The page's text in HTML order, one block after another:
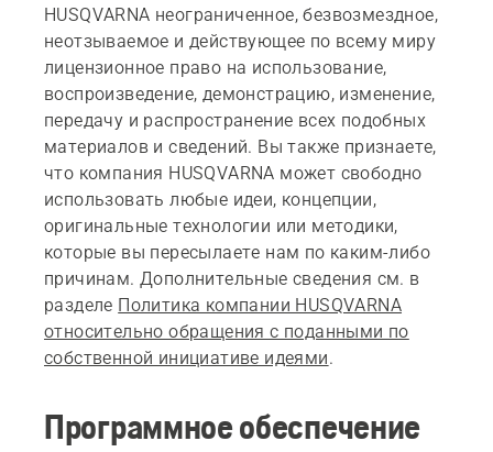
HUSQVARNA неограниченное, безвозмездное,
неотзываемое и действующее по всему миру
лицензионное право на использование,
воспроизведение, демонстрацию, изменение,
передачу и распространение всех подобных
материалов и сведений. Вы также признаете,
что компания HUSQVARNA может свободно
использовать любые идеи, концепции,
оригинальные технологии или методики,
которые вы пересылаете нам по каким-либо
причинам. Дополнительные сведения см. в
разделе Политика компании HUSQVARNA
относительно обращения с поданными по
собственной инициативе идеями.
Программное обеспечение